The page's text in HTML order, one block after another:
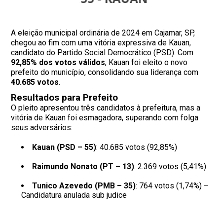
A eleição municipal ordinária de 2024 em Cajamar, SP,
chegou ao fim com uma vitória expressiva de Kauan,
candidato do Partido Social Democrático (PSD). Com
92,85% dos votos válidos, Kauan foi eleito o novo
prefeito do município, consolidando sua liderança com
40.685 votos.
Resultados para Prefeito
O pleito apresentou três candidatos à prefeitura, mas a
vitória de Kauan foi esmagadora, superando com folga
seus adversários:
Kauan (PSD – 55): 40.685 votos (92,85%)
Raimundo Nonato (PT – 13): 2.369 votos (5,41%)
Tunico Azevedo (PMB – 35): 764 votos (1,74%) –
Candidatura anulada sub judice